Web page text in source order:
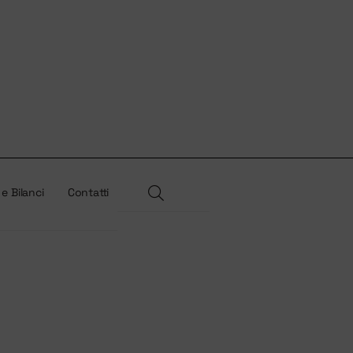
Bilanci Contatti